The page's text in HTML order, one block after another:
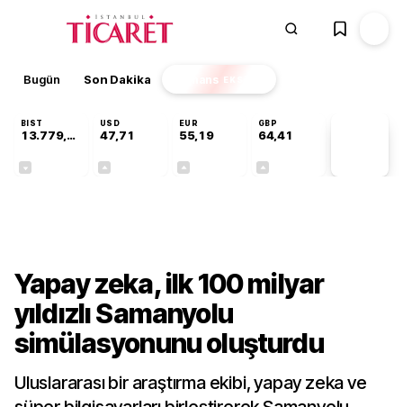
Bugün Son Dakika Finans EKSTRA
BIST
13.779,39
USD
47,71
EUR
55,19
GBP
64,41
Yapay zeka, ilk 100 milyar
yıldızlı Samanyolu
simülasyonunu oluşturdu
Uluslararası bir araştırma ekibi, yapay zeka ve